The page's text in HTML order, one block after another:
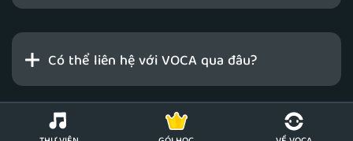
Có thể liên hệ với VOCA qua đâu?